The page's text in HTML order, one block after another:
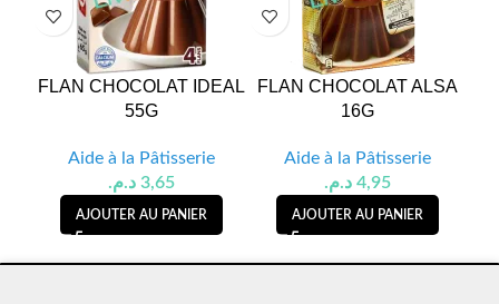
FLAN CHOCOLAT IDEAL
55G
Aide à la Pâtisserie
3,65 د.م.
AJOUTER AU PANIER
FLAN CHOCOLAT ALSA
16G
Aide à la Pâtisserie
4,95 د.م.
AJOUTER AU PANIER